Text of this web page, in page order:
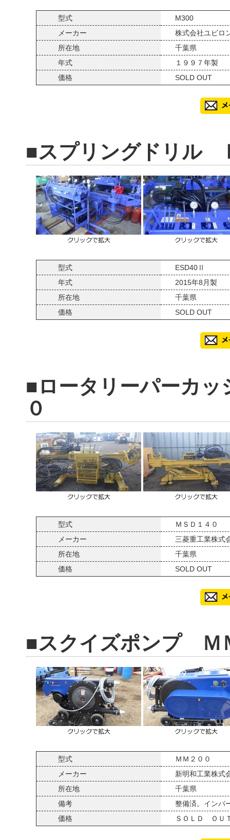
型式
M300
メーカー
株式会社ユビロ
所在地
千葉県
年式
１９９７年製
価格
SOLD OUT
■スプリングドリル
型式
ESD40Ⅱ
年式
2015年8月製
所在地
千葉県
価格
SOLD OUT
■ロータリーパーカ
０
型式
ＭＳＤ１４０
メーカー
三菱重工業株式
所在地
千葉県
価格
SOLD OUT
■スクイズポンプ Ｍ
型式
ＭＭ２００
メーカー
新明和工業株式
所在地
千葉県
備考
整備済。インバ
価格
ＳＯＬＤ ＯＵ